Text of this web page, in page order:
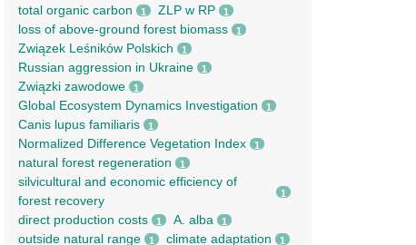
total organic carbon 1 ZLP w RP 1
loss of above-ground forest biomass 1
Związek Leśników Polskich 1
Russian aggression in Ukraine 1
Związki zawodowe 1
Global Ecosystem Dynamics Investigation 1
Canis lupus familiaris 1
Normalized Difference Vegetation Index 1
natural forest regeneration 1
silvicultural and economic efficiency of
forest recovery
1
direct production costs 1 A. alba 1
outside natural range 1 climate adaptation 1